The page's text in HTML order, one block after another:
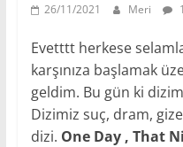
26/11/2021 Meri
Evetttt herkese
karşınıza başlamak
geldim. Bu gün ki
Dizimiz suç, dram,
dizi. One Day , That